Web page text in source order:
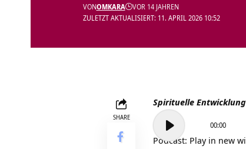
ZULETZT AKTUALISIERT: 11. APRIL 2026 10:52
VONOMKARA VOR 14 JAHREN
SHARE
Spirituelle Entwicklung
Audio-
Player
00:00
Podcast: Play in new